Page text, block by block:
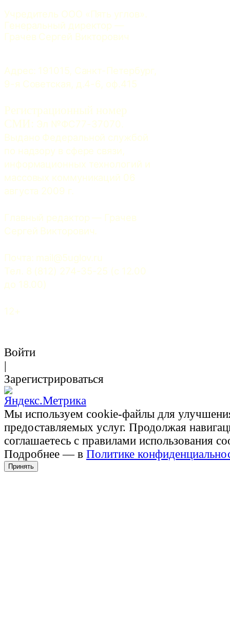
Учредитель ООО «Пять углов».
Генеральный директор —
Грачев Сергей Викторович
Адрес: 191015, Санкт-Петербург,
9-я Советская, д.4-6, оф.415
Регистрационный номер
СМИ: Эл №ФС77-37070.
Выдано Федеральной службой
по надзору в сфере связи,
информационных технологий и
массовых коммуникаций 06
августа 2009 г.
Главный редактор — Грачев
Сергей Викторович.
Почта: mail@5uglov.ru
Тел. 8 (812) 274-35-25 (c 12.00
до 18.00)
12+
Войти
|
Зарегистрироваться
Мы используем cookie-файлы для
предоставляемых услуг. Продолжая
соглашаетесь с правилами использования
Подробнее — в Политике
Принять